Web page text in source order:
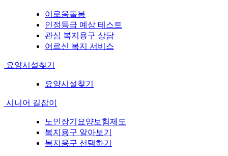
이로움돌봄
인정등급 예상 테스트
관심 복지용구 상담
어르신 복지 서비스
요양시설찾기
요양시설찾기
시니어 길잡이
노인장기요양보험제도
복지용구 알아보기
복지용구 선택하기